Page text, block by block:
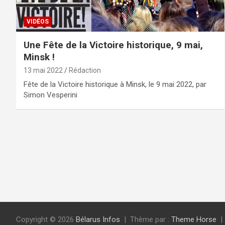
VIDÉOS
Une Fête de la Victoire historique, 9 mai,
Minsk !
13 mai 2022 Rédaction
Fête de la Victoire historique à Minsk, le 9 mai 2022, par
Simon Vesperini
Copyright © 2026 Bélarus Infos Thème par : Theme Horse